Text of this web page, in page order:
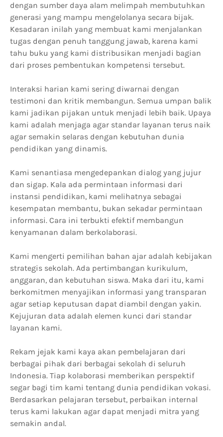
dengan sumber daya alam melimpah membutuhkan
generasi yang mampu mengelolanya secara bijak.
Kesadaran inilah yang membuat kami menjalankan
tugas dengan penuh tanggung jawab, karena kami
tahu buku yang kami distribusikan menjadi bagian
dari proses pembentukan kompetensi tersebut.
Interaksi harian kami sering diwarnai dengan
testimoni dan kritik membangun. Semua umpan balik
kami jadikan pijakan untuk menjadi lebih baik. Upaya
kami adalah menjaga agar standar layanan terus naik
agar semakin selaras dengan kebutuhan dunia
pendidikan yang dinamis.
Kami senantiasa mengedepankan dialog yang jujur
dan sigap. Kala ada permintaan informasi dari
instansi pendidikan, kami melihatnya sebagai
kesempatan membantu, bukan sekadar permintaan
informasi. Cara ini terbukti efektif membangun
kenyamanan dalam berkolaborasi.
Kami mengerti pemilihan bahan ajar adalah kebijakan
strategis sekolah. Ada pertimbangan kurikulum,
anggaran, dan kebutuhan siswa. Maka dari itu, kami
berkomitmen menyajikan informasi yang transparan
agar setiap keputusan dapat diambil dengan yakin.
Kejujuran data adalah elemen kunci dari standar
layanan kami.
Rekam jejak kami kaya akan pembelajaran dari
berbagai pihak dari berbagai sekolah di seluruh
Indonesia. Tiap kolaborasi memberikan perspektif
segar bagi tim kami tentang dunia pendidikan vokasi.
Berdasarkan pelajaran tersebut, perbaikan internal
terus kami lakukan agar dapat menjadi mitra yang
semakin andal.